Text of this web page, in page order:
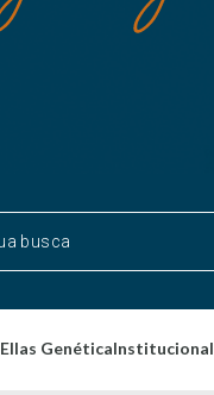
Ellas GenéticaInstitucional